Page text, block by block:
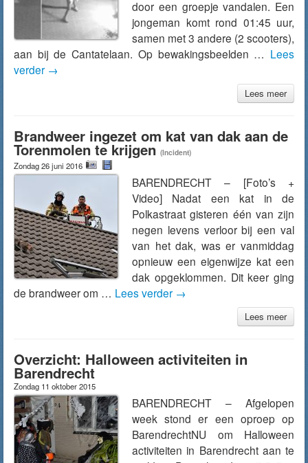
door een groepje vandalen. Een
jongeman komt rond 01:45 uur,
samen met 3 andere (2 scooters),
aan bij de Cantatelaan. Op bewakingsbeelden … Lees
verder →
Lees meer
Brandweer ingezet om kat van dak aan de
Torenmolen te krijgen (Incident)
Zondag 26 juni 2016
BARENDRECHT – [Foto’s +
Video] Nadat een kat in de
Polkastraat gisteren één van zijn
negen levens verloor bij een val
van het dak, was er vanmiddag
opnieuw een eigenwijze kat een
dak opgeklommen. Dit keer ging
de brandweer om … Lees verder →
Lees meer
Overzicht: Halloween activiteiten in
Barendrecht
Zondag 11 oktober 2015
BARENDRECHT – Afgelopen
week stond er een oproep op
BarendrechtNU om Halloween
activiteiten in Barendrecht aan te